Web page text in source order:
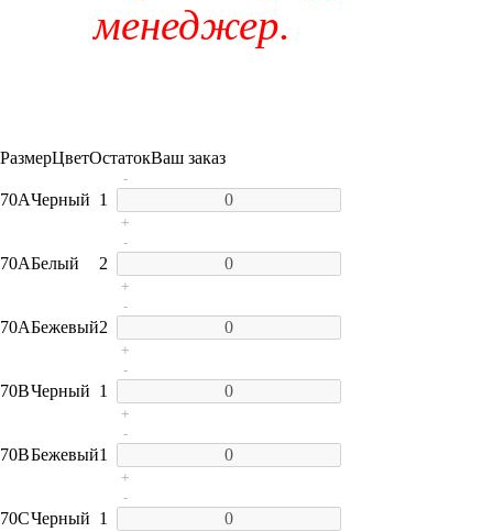
менеджер.
РазмерЦветОстатокВаш заказ
70AЧерный 1
-
+
70AБелый 2
-
+
70AБежевый2
-
+
70BЧерный 1
-
+
70BБежевый1
-
+
70CЧерный 1
-